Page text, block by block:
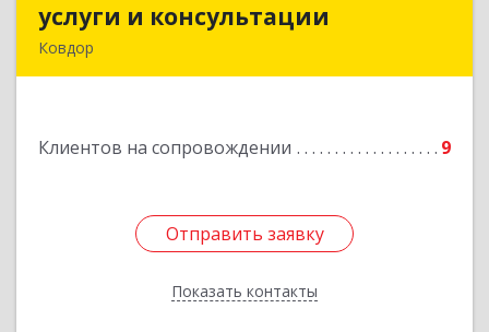
услуги и консультации
Ковдор
Клиентов на сопровождении 9
Отправить заявку
Показать контакты
услуги и консультации
Отправить заявку
Назад